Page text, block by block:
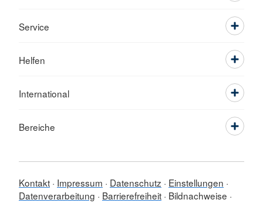
Service
Helfen
International
Bereiche
Kontakt Impressum Datenschutz
Einstellungen
Datenverarbeitung
Barrierefreiheit Bildnachweise